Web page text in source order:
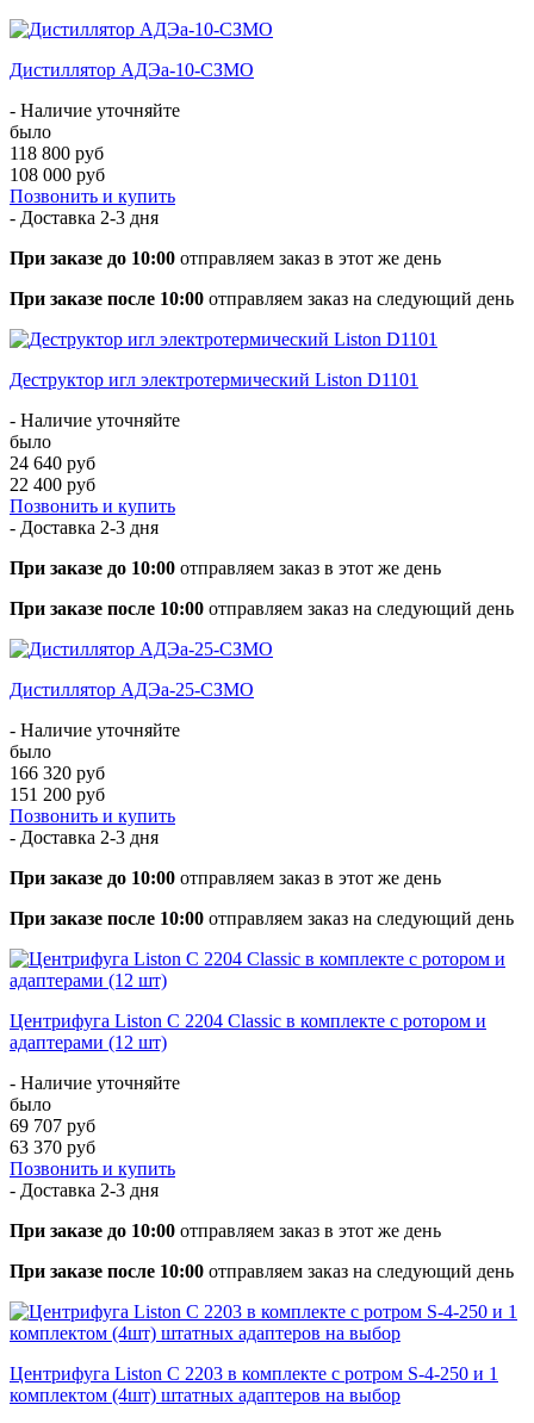
Дистиллятор АДЭа-10-СЗМО
- Наличие уточняйте
было
118 800 руб
108 000 руб
Позвонить и купить
- Доставка 2-3 дня
При заказе до 10:00 отправляем заказ в этот же день
При заказе после 10:00 отправляем заказ на следующий день
Деструктор игл электротермический Liston D1101
- Наличие уточняйте
было
24 640 руб
22 400 руб
Позвонить и купить
- Доставка 2-3 дня
При заказе до 10:00 отправляем заказ в этот же день
При заказе после 10:00 отправляем заказ на следующий день
Дистиллятор АДЭа-25-СЗМО
- Наличие уточняйте
было
166 320 руб
151 200 руб
Позвонить и купить
- Доставка 2-3 дня
При заказе до 10:00 отправляем заказ в этот же день
При заказе после 10:00 отправляем заказ на следующий день
Центрифуга Liston C 2204 Classic в комплекте с ротором и
адаптерами (12 шт)
- Наличие уточняйте
было
69 707 руб
63 370 руб
Позвонить и купить
- Доставка 2-3 дня
При заказе до 10:00 отправляем заказ в этот же день
При заказе после 10:00 отправляем заказ на следующий день
Центрифуга Liston C 2203 в комплекте с ротром S-4-250 и 1
комплектом (4шт) штатных адаптеров на выбор